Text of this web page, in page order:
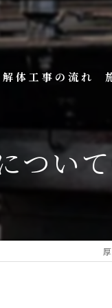
解体工事の流れ
つい